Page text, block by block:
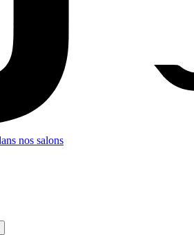
nos salons